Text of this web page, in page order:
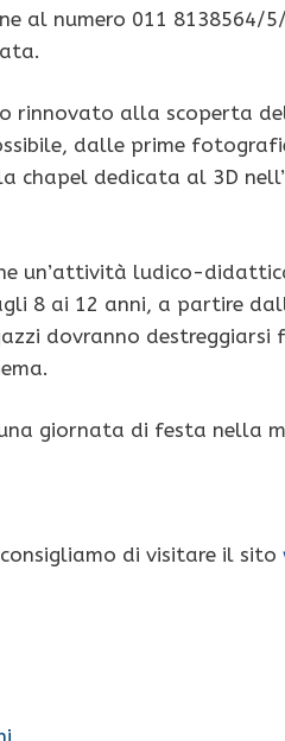
al numero 011 8138564/
rinnovato alla scoperta
dalle prime
chapel dedicata al 3D
un’attività ludico-
8 ai 12 anni, a partire
dovranno
giornata di festa nella
di visitare il sito